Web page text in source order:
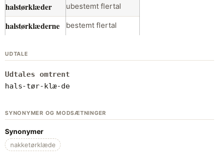
halstørklæder ubestemt flertal
halstørklæderne bestemt flertal
UDTALE
Udtales omtrent
hals-tør-klæ-de
SYNONYMER OG MODSÆTNINGER
Synonymer
nakketørklæde